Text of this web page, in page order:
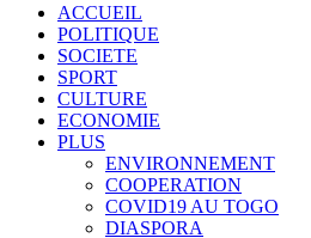
ACCUEIL
POLITIQUE
SOCIETE
SPORT
CULTURE
ECONOMIE
PLUS
ENVIRONNEMENT
COOPERATION
COVID19 AU TOGO
DIASPORA